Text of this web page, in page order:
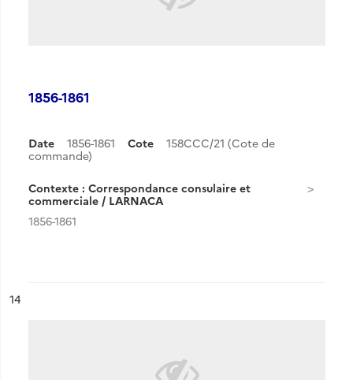
1856-1861
Date 1856-1861 Cote
158CCC/21 (Cote de
commande)
Contexte : Correspondance consulaire et
commerciale / LARNACA
1856-1861
n°
14